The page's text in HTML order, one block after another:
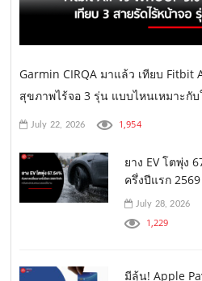
Garmin CIRQA มาแล้ว เทียบ Fitbit
สุขภาพไร้จอ 3 รุ่น แบบไหนเหมาะกับ
July 22, 2026 1,954
ยาง EV โตพุ่ง
ครึ่งปีแรก
July 28, 2026
1,229
มีลุ้น! Apple